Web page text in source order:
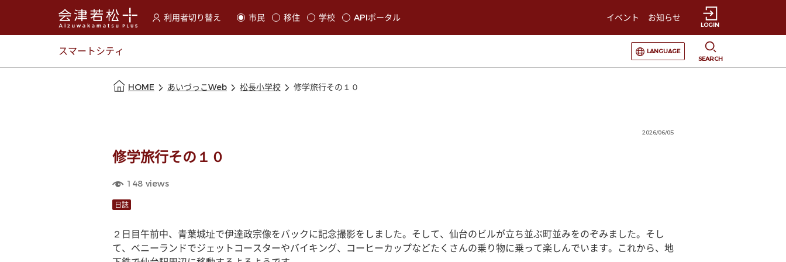
利用者切り替え
選択すると利用者の切替が発生します
市民 移住 学校 APIポータル イベント お知らせ
LOGIN
スマートシティ
選択すると言語の切替が発生します
LANGUAGE
SEARCH
HOME あいづっこWeb 松長小学校 修学旅行その１０
2026/06/05
修学旅行その１０
148 views
日誌
２日目午前中、青葉城址で伊達政宗像をバックに記念撮影をしました。そして、仙台のビルが立ち並ぶ町並みをのぞみました。そし
て、ベニーランドでジェットコースターやバイキング、コーヒーカップなどたくさんの乗り物に乗って楽しんでいます。これから、地